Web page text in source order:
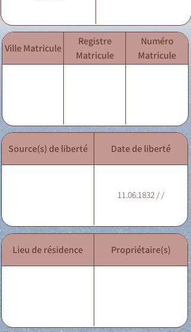
Ville Matricule
Registre
Matricule
Numéro
Matricule
Source(s) de liberté Date de liberté
11.06.1832 / /
Lieu de résidence Propriétaire(s)